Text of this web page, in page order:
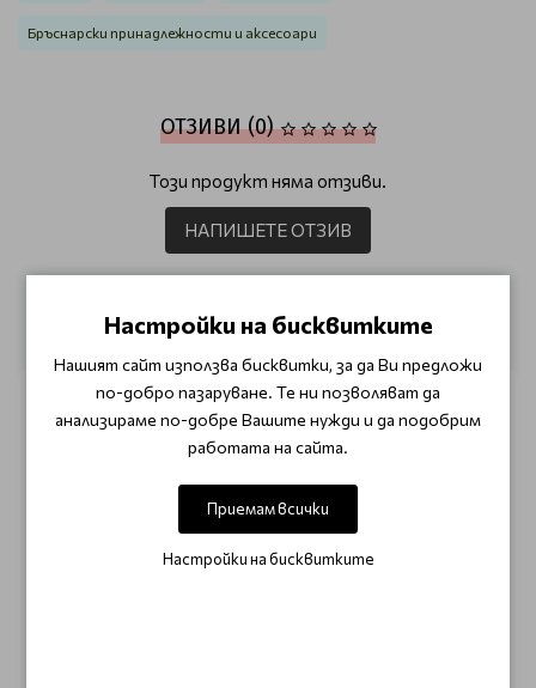
Бръснарски принадлежности и аксесоари
ОТЗИВИ (0)
Този продукт няма отзиви.
НАПИШЕТЕ ОТЗИВ
ОЩЕ ОТ КАТЕГОРИЯТА
Настройки на бисквитките
Нашият сайт използва бисквитки, за да Ви предложи
по-добро пазаруване. Те ни позволяват да
анализираме по-добре Вашите нужди и да подобрим
работата на сайта.
Приемам всички
Настройки на бисквитките